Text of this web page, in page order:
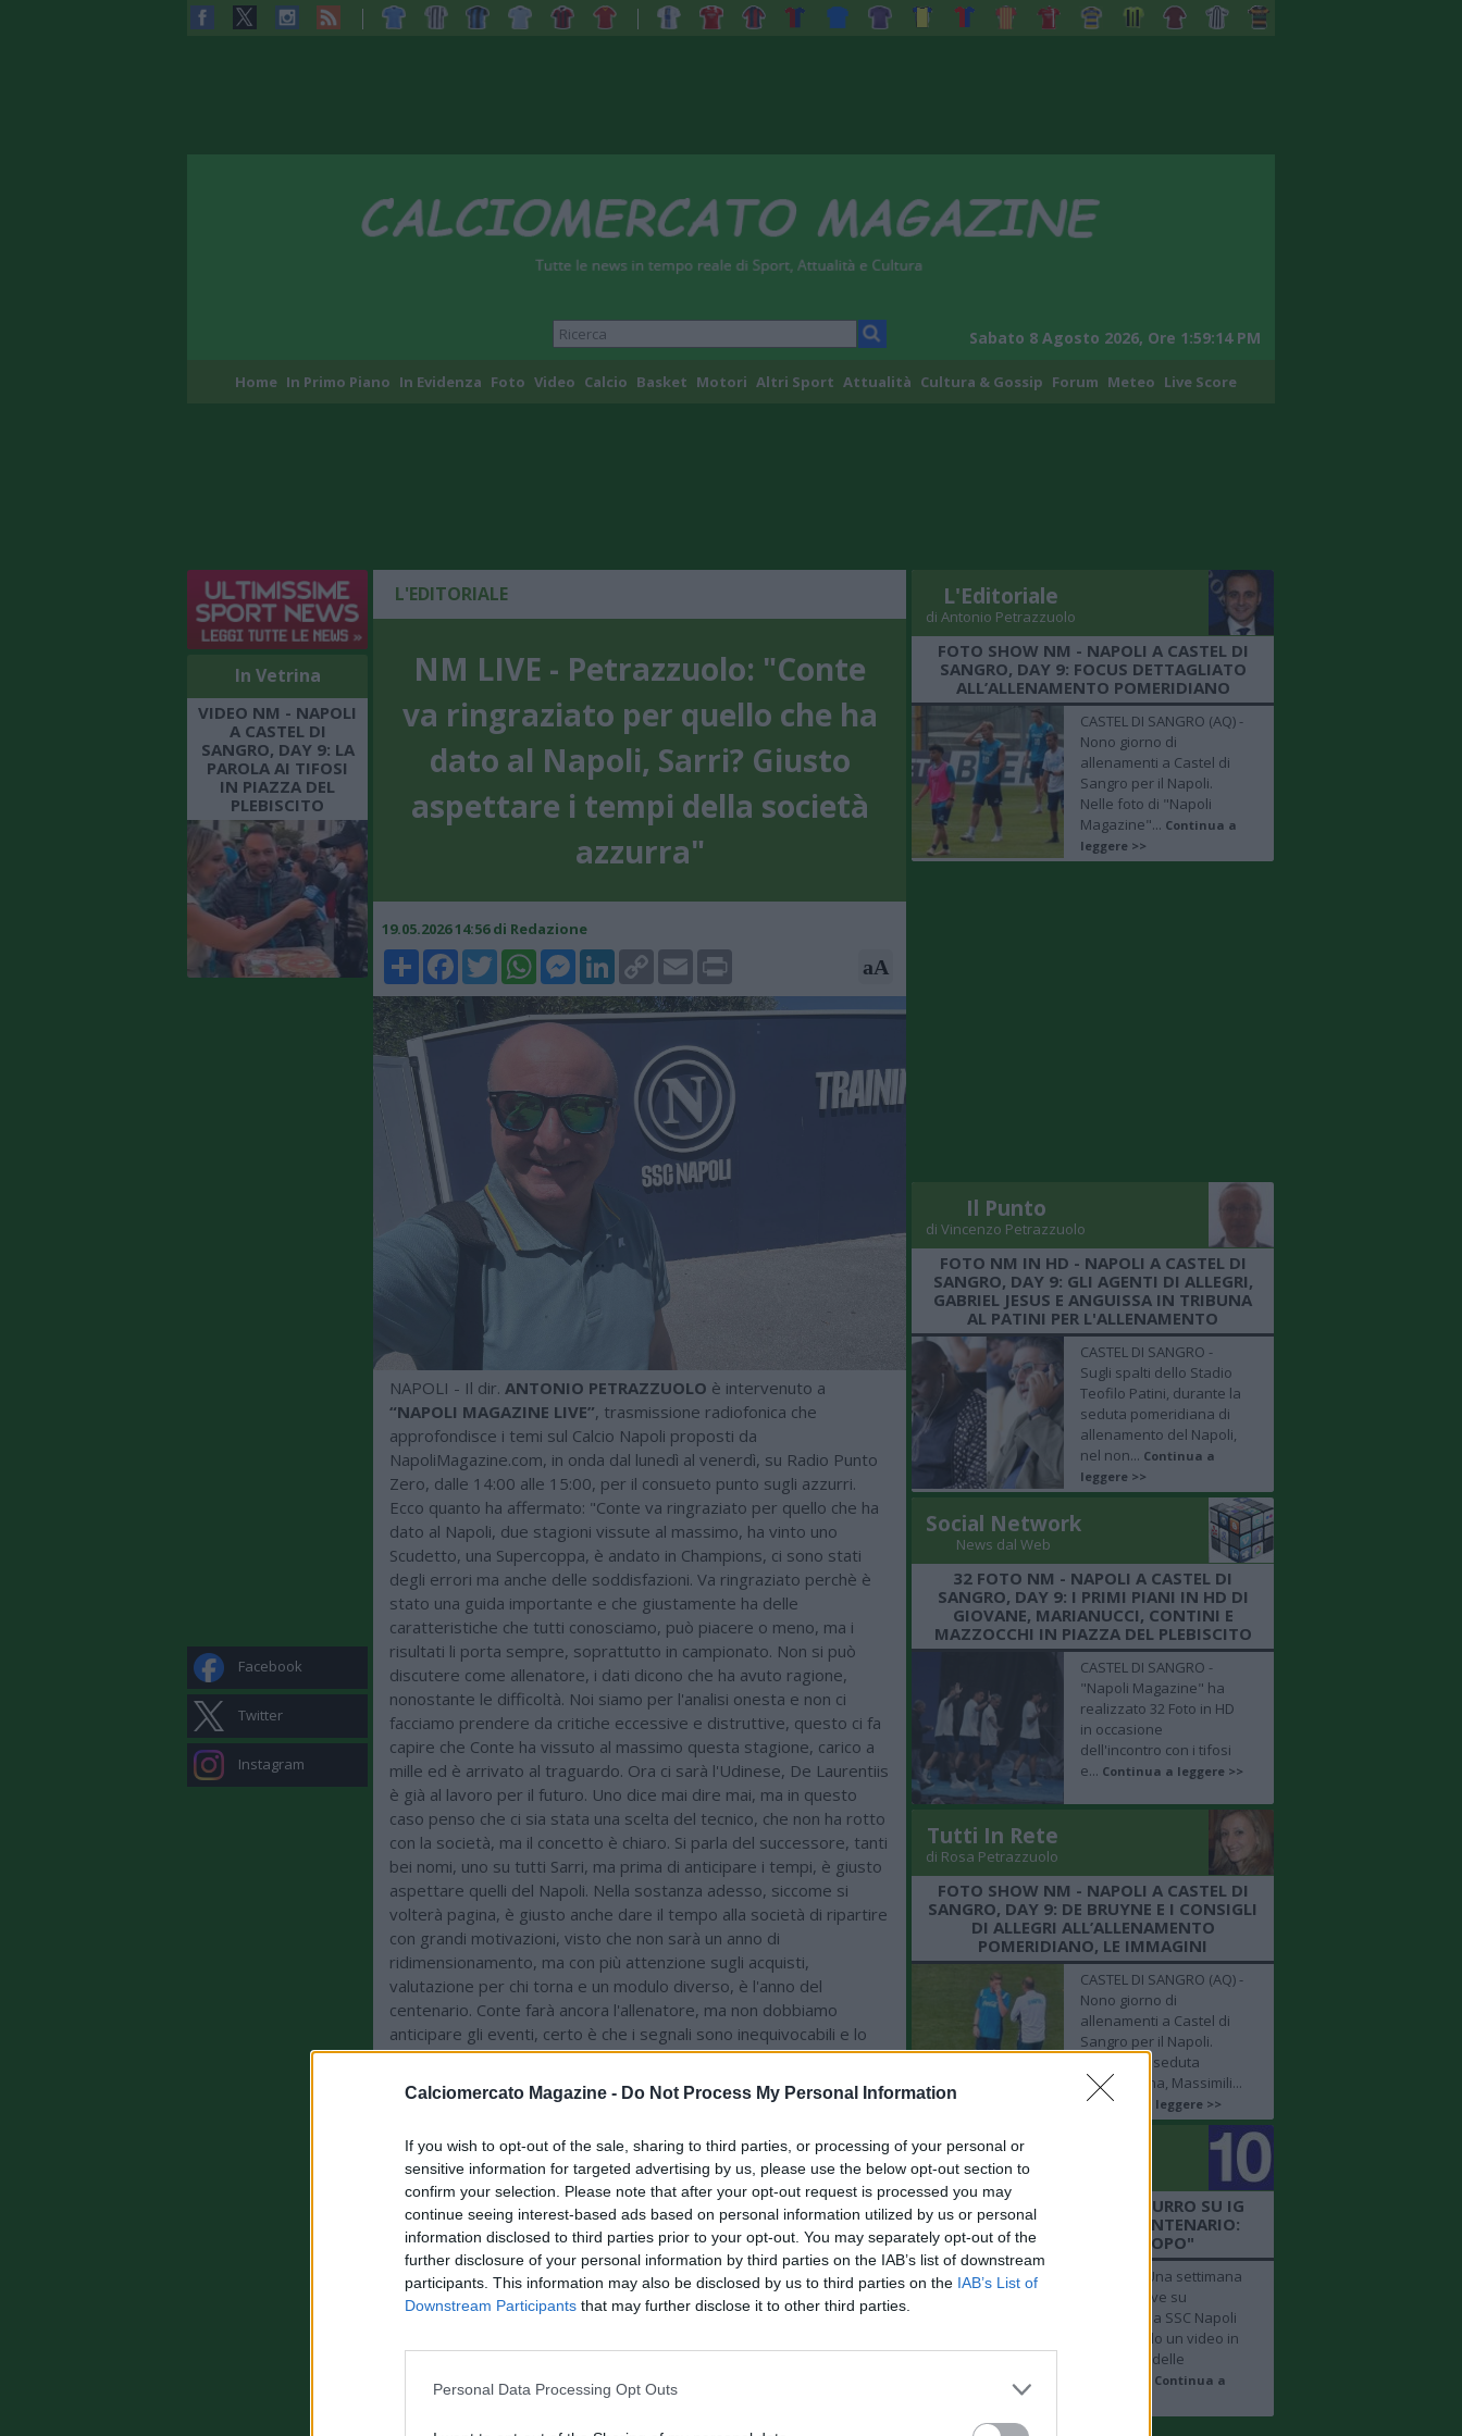
Calciomercato Magazine - Do Not Process My Personal Information
If you wish to opt-out of the sale, sharing to third parties, or processing of your personal or
sensitive information for targeted advertising by us, please use the below opt-out section to
confirm your selection. Please note that after your opt-out request is processed you may
continue seeing interest-based ads based on personal information utilized by us or personal
information disclosed to third parties prior to your opt-out. You may separately opt-out of the
further disclosure of your personal information by third parties on the IAB’s list of downstream
participants. This information may also be disclosed by us to third parties on the IAB’s List of
Downstream Participants that may further disclose it to other third parties.
Personal Data Processing Opt Outs
Sabato 8 Agosto 2026, Ore 1:59:15 PM
Home In Primo Piano In Evidenza Foto Video Calcio Basket Motori Altri Sport Attualità Cultura & Gossip Forum Meteo Live Score
In Vetrina
VIDEO NM - NAPOLI
A CASTEL DI
SANGRO, DAY 9: LA
PAROLA AI TIFOSI
IN PIAZZA DEL
PLEBISCITO
Facebook
Twitter
Instagram
L'EDITORIALE
NM LIVE - Petrazzuolo: "Conte
va ringraziato per quello che ha
dato al Napoli, Sarri? Giusto
aspettare i tempi della società
azzurra"
19.05.2026 14:56 di Redazione
ShareFacebookTwitterWhatsAppMessenger
LinkedIn
Copy
Link
Email Print aA
NAPOLI - Il dir. ANTONIO PETRAZZUOLO è intervenuto a
“NAPOLI MAGAZINE LIVE”, trasmissione radiofonica che
approfondisce i temi sul Calcio Napoli proposti da
NapoliMagazine.com, in onda dal lunedì al venerdì, su Radio Punto
Zero, dalle 14:00 alle 15:00, per il consueto punto sugli azzurri.
Ecco quanto ha affermato: "Conte va ringraziato per quello che ha
dato al Napoli, due stagioni vissute al massimo, ha vinto uno
Scudetto, una Supercoppa, è andato in Champions, ci sono stati
degli errori ma anche delle soddisfazioni. Va ringraziato perchè è
stato una guida importante e che giustamente ha delle
caratteristiche che tutti conosciamo, può piacere o meno, ma i
risultati li porta sempre, soprattutto in campionato. Non si può
discutere come allenatore, i dati dicono che ha avuto ragione,
nonostante le difficoltà. Noi siamo per l'analisi onesta e non ci
facciamo prendere da critiche eccessive e distruttive, questo ci fa
capire che Conte ha vissuto al massimo questa stagione, carico a
mille ed è arrivato al traguardo. Ora ci sarà l'Udinese, De Laurentiis
è già al lavoro per il futuro. Uno dice mai dire mai, ma in questo
caso penso che ci sia stata una scelta del tecnico, che non ha rotto
con la società, ma il concetto è chiaro. Si parla del successore, tanti
bei nomi, uno su tutti Sarri, ma prima di anticipare i tempi, è giusto
aspettare quelli del Napoli. Nella sostanza adesso, siccome si
volterà pagina, è giusto anche dare il tempo alla società di ripartire
con grandi motivazioni, visto che non sarà un anno di
ridimensionamento, ma con più attenzione sugli acquisti,
valutazione per chi torna e un modulo diverso, è l'anno del
centenario. Conte farà ancora l'allenatore, ma non dobbiamo
anticipare gli eventi, certo è che i segnali sono inequivocabili e lo
raccontiamo senza andare dietro ai gossip che non ci interessano.
Aspettiamo quello che dirà De Laurentiis, noi raccontiamo quello
che avviene al momento e sentendo le parole di Conte sanno di
scenari sono tanti e vanno analizzati giorno per giorno, vediamo
cosa succederà, magari De Laurentiis può fare delle scelte
diverse. Sono d'accordo che magari la comunicazione poteva
arrivare dopo la qualificazione in Champions. Si sta preparando il
terreno per una separazione tranquilla, i rapporti tra Conte e De
Laurentiis non saranno intaccati".
ULTIMISSIME L'EDITORIALE
08.07 14:52 - NM LIVE - Petrazzuolo:
L'Editoriale
di Antonio Petrazzuolo
FOTO SHOW NM - NAPOLI A CASTEL DI
SANGRO, DAY 9: FOCUS DETTAGLIATO
ALL’ALLENAMENTO POMERIDIANO
CASTEL DI SANGRO (AQ) -
Nono giorno di
allenamenti a Castel di
Sangro per il Napoli.
Nelle foto di "Napoli
Magazine"... Continua a
leggere >>
Il Punto
di Vincenzo Petrazzuolo
FOTO NM IN HD - NAPOLI A CASTEL DI
SANGRO, DAY 9: GLI AGENTI DI ALLEGRI,
GABRIEL JESUS E ANGUISSA IN TRIBUNA
AL PATINI PER L'ALLENAMENTO
CASTEL DI SANGRO -
Sugli spalti dello Stadio
Teofilo Patini, durante la
seduta pomeridiana di
allenamento del Napoli,
nel non... Continua a
leggere >>
Social Network
News dal Web
32 FOTO NM - NAPOLI A CASTEL DI
SANGRO, DAY 9: I PRIMI PIANI IN HD DI
GIOVANE, MARIANUCCI, CONTINI E
MAZZOCCHI IN PIAZZA DEL PLEBISCITO
CASTEL DI SANGRO -
"Napoli Magazine" ha
realizzato 32 Foto in HD
in occasione
dell'incontro con i tifosi
e... Continua a leggere >>
Tutti In Rete
di Rosa Petrazzuolo
FOTO SHOW NM - NAPOLI A CASTEL DI
SANGRO, DAY 9: DE BRUYNE E I CONSIGLI
DI ALLEGRI ALL’ALLENAMENTO
POMERIDIANO, LE IMMAGINI
CASTEL DI SANGRO (AQ) -
Nono giorno di
allenamenti a Castel di
Sangro per il Napoli.
Durante la seduta
pomeridiana, Massimili...
Continua a leggere >>
L'Angolo
del Numero 10
VIDEO SSCN - IL CLUB AZZURRO SU IG
RIEVOCA LA FESTA DEL CENTENARIO:
"UNA SETTIMANA DOPO"
NAPOLI - "Una settimana
dopo", scrive su
Instagram la SSC Napoli
pubblicando un video in
time lapse delle
Continua a